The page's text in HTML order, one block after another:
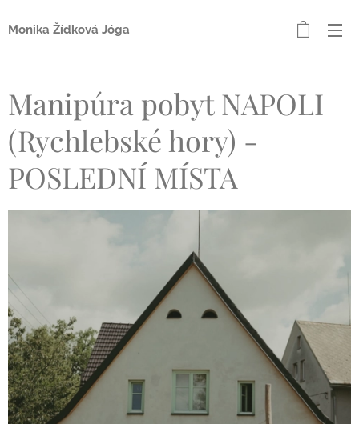
Monika Žídková Jóga
Manipúra pobyt NAPOLI
(Rychlebské hory) -
POSLEDNÍ MÍSTA